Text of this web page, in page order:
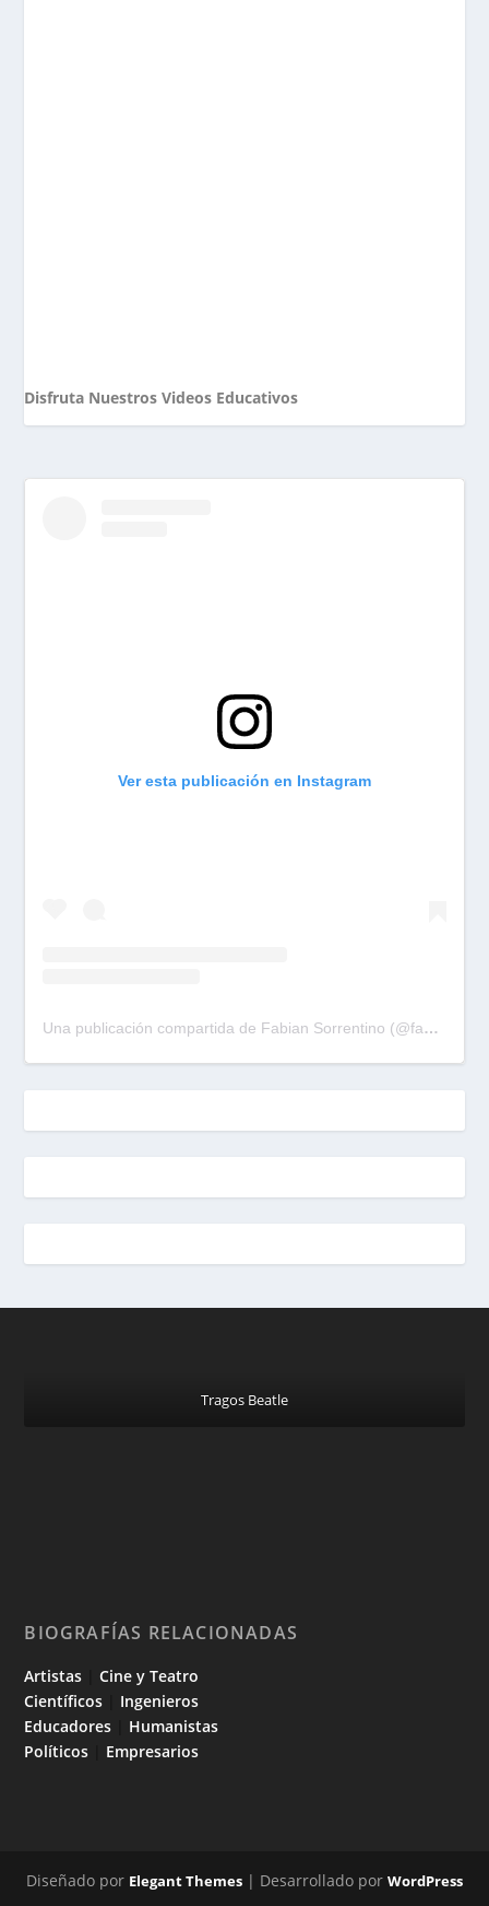
Disfruta Nuestros Videos Educativos
Ver esta publicación en Instagram
Una publicación compartida de Fabian Sorrentino (@fabiansonria)
Tragos Beatle
BIOGRAFÍAS RELACIONADAS
Artistas |Cine y Teatro
Científicos
Ingenieros
Educadores
Humanistas
Políticos
Empresarios
Diseñado por Elegant Themes | Desarrollado por WordPress